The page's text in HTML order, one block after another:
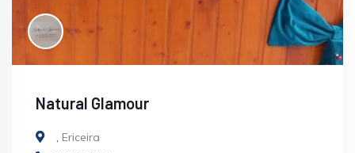
Natural Glamour
Ericeira